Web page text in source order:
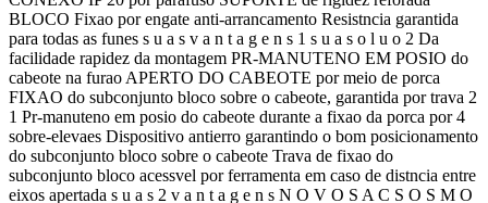
BLOCO Fixao por engate anti-arrancamento Resistncia garantida
para todas as funes s u a s v a n t a g e n s 1 s u a s o l u o 2 Da
facilidade rapidez da montagem PR-MANUTENO EM POSIO do
cabeote na furao APERTO DO CABEOTE por meio de porca
FIXAO do subconjunto bloco sobre o cabeote, garantida por trava 2
1 Pr-manuteno em posio do cabeote durante a fixao da porca por 4
sobre-elevaes Dispositivo antierro garantindo o bom posicionamento
do subconjunto bloco sobre o cabeote Trava de fixao do
subconjunto bloco acessvel por ferramenta em caso de distncia entre
eixos apertada s u a s 2 v a n t a g e n s N O V O S A C S O S M O